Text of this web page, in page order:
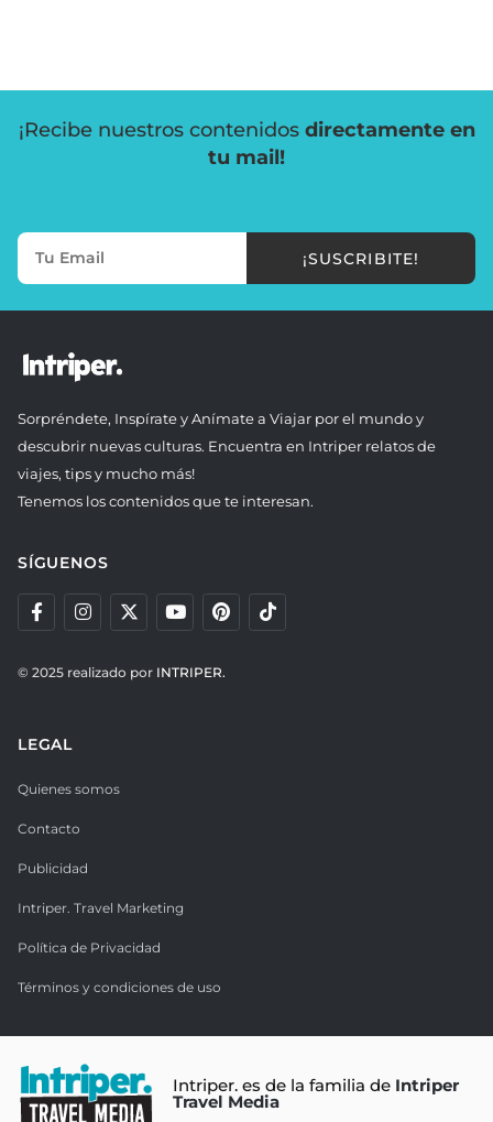
¡Recibe nuestros contenidos directamente en
tu mail!
¡SUSCRIBITE!
Sorpréndete, Inspírate y Anímate a Viajar por el mundo y
descubrir nuevas culturas. Encuentra en Intriper relatos de
viajes, tips y mucho más!
Tenemos los contenidos que te interesan.
SÍGUENOS
© 2025 realizado por INTRIPER.
LEGAL
Quienes somos
Contacto
Publicidad
Intriper. Travel Marketing
Política de Privacidad
Términos y condiciones de uso
Intriper. es de la familia de Intriper
Travel Media